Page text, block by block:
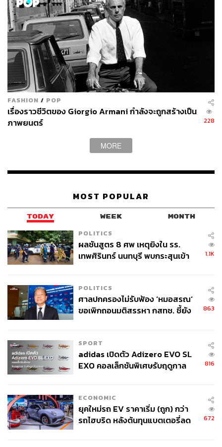
FASHION / POP
เรื่องราวชีวิตของ Giorgio Armani กำลังจะถูกสร้างเป็น
ภาพยนตร์
228
MORE
MOST POPULAR
TODAY WEEK MONTH
POLITICS
ผลชันสูตร 8 ศพ เหตุยิงใน รร.
เทพศิรินทร์ นนทบุรี พบกระสุนเข้า
1.1K
POLITICS
ศาลปกครองไม่รับฟ้อง ‘หมอสรณ’
ขอเพิกถอนมติสรรหา กสทช. ชี้ยัง
863
SPORT
adidas เปิดตัว Adizero EVO SL
EXO คอลเล็กชันพิเศษรับฤดูกาล
816
ECONOMIC
ยุคใหม่รถ EV ราคาเริ่ม (ถูก) กว่า
รถไฮบริด หลังต้นทุนแบตเตอรี่ลด
672